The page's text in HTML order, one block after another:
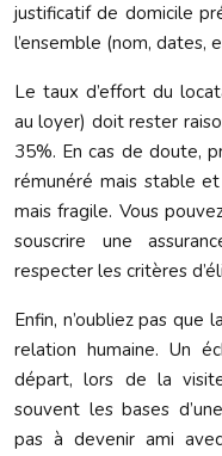
justificatif de domicile
l’ensemble (nom, dates,
Le taux d’effort du
au loyer) doit rester
35%. En cas de doute,
rémunéré mais stable
mais fragile. Vous
souscrire une
respecter les critères
Enfin, n’oubliez pas
relation humaine. Un
départ, lors de la
souvent les bases
pas à devenir ami